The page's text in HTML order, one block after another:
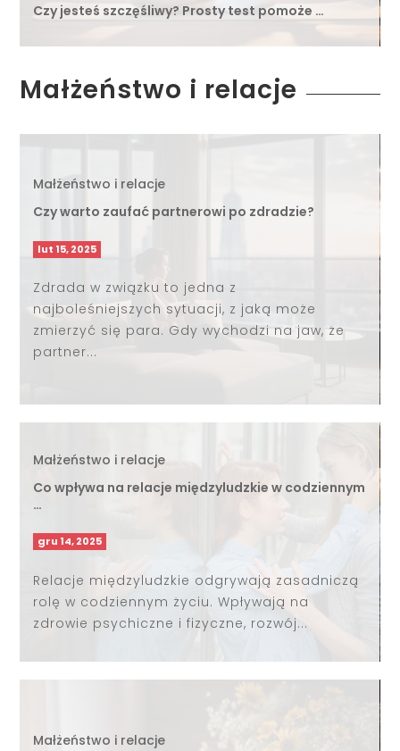
Czy jesteś szczęśliwy? Prosty test pomoże …
Małżeństwo i relacje
Małżeństwo i relacje
Czy warto zaufać partnerowi po zdradzie?
lut 15, 2025
Zdrada w związku to jedna z
najboleśniejszych sytuacji, z jaką może
zmierzyć się para. Gdy wychodzi na jaw, że
partner...
Małżeństwo i relacje
Co wpływa na relacje międzyludzkie w codziennym
…
gru 14, 2025
Relacje międzyludzkie odgrywają zasadniczą
rolę w codziennym życiu. Wpływają na
zdrowie psychiczne i fizyczne, rozwój...
Małżeństwo i relacje